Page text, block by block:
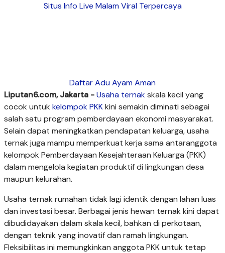
Situs Info Live Malam Viral Terpercaya
Daftar Adu Ayam Aman
Liputan6.com, Jakarta -Usaha ternakskala kecil yang
cocok untuk kelompok PKKkini semakin diminati sebagai
salah satu program pemberdayaan ekonomi masyarakat.
Selain dapat meningkatkan pendapatan keluarga, usaha
ternak juga mampu memperkuat kerja sama antaranggota
kelompok Pemberdayaan Kesejahteraan Keluarga (PKK)
dalam mengelola kegiatan produktif di lingkungan desa
maupun kelurahan.
Usaha ternak rumahan tidak lagi identik dengan lahan luas
dan investasi besar. Berbagai jenis hewan ternak kini dapat
dibudidayakan dalam skala kecil, bahkan di perkotaan,
dengan teknik yang inovatif dan ramah lingkungan.
Fleksibilitas ini memungkinkan anggota PKK untuk tetap